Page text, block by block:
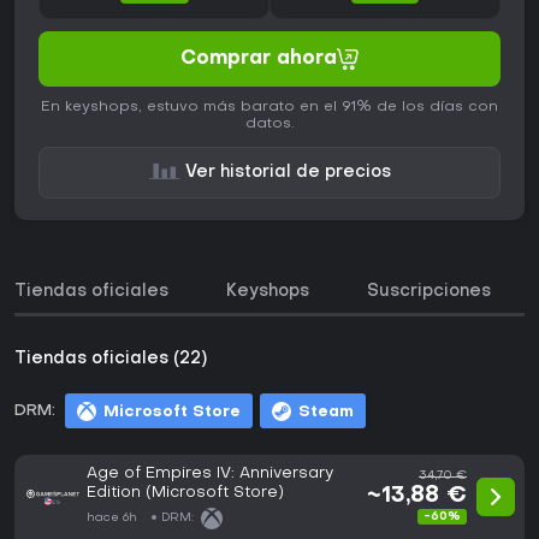
Comprar ahora
En keyshops, estuvo más barato en el 91% de los días con
datos.
Ver historial de precios
Tiendas oficiales Keyshops Suscripciones
Tiendas oficiales (22)
DRM: Microsoft Store Steam
Age of Empires IV: Anniversary
Edition (Microsoft Store)
hace 6h DRM:
34,70 €
~13,88 €
-60%